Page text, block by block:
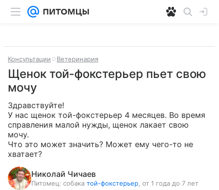
Консультации Ветеринария
Щенок той-фокстерьер пьет свою
мочу
Здравствуйте!
У нас щенок той-фокстерьер 4 месяцев. Во время
справления малой нужды, щенок лакает свою
мочу.
Что это может значить? Может ему чего-то не
хватает?
Николай Чичаев
Питомец: собака той-фокстерьер , от 1 года до 7 лет